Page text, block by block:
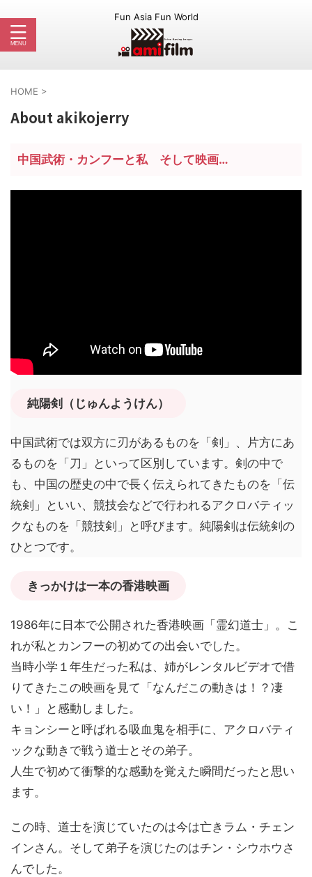
Fun Asia Fun World
HOME >
About akikojerry
中国武術・カンフーと私 そして映画…
純陽剣（じゅんようけん）
中国武術では双方に刃があるものを「剣」、片方にあ
るものを「刀」といって区別しています。剣の中で
も、中国の歴史の中で長く伝えられてきたものを「伝
統剣」といい、競技会などで行われるアクロバティッ
クなものを「競技剣」と呼びます。純陽剣は伝統剣の
ひとつです。
きっかけは一本の香港映画
1986年に日本で公開された香港映画「霊幻道士」。こ
れが私とカンフーの初めての出会いでした。
当時小学１年生だった私は、姉がレンタルビデオで借
りてきたこの映画を見て「なんだこの動きは！？凄
い！」と感動しました。
キョンシーと呼ばれる吸血鬼を相手に、アクロバティ
ックな動きで戦う道士とその弟子。
人生で初めて衝撃的な感動を覚えた瞬間だったと思い
ます。
この時、道士を演じていたのは今は亡きラム・チェン
インさん。そして弟子を演じたのはチン・シウホウさ
んでした。